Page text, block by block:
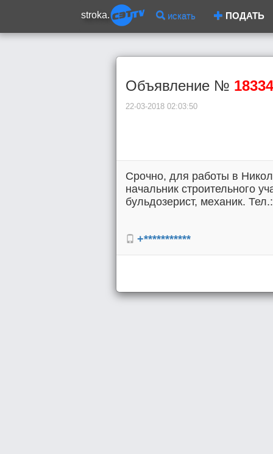
stroka. искать ПОДАТЬ
Объявление № 18334
22-03-2018 02:03:50
Срочно, для работы в
начальник строительного
бульдозерист, механик.
+***********